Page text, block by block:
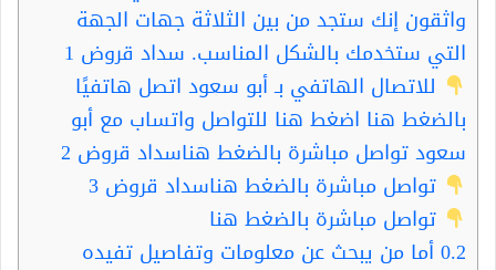
واثقون إنك ستجد من بين الثلاثة جهات الجهة
التي ستخدمك بالشكل المناسب. سداد قروض 1
للاتصال الهاتفي بـ أبو سعود اتصل هاتفيًا
بالضغط هنا اضغط هنا للتواصل واتساب مع أبو
سعود تواصل مباشرة بالضغط هناسداد قروض 2
تواصل مباشرة بالضغط هناسداد قروض 3
تواصل مباشرة بالضغط هنا
0.2أما من يبحث عن معلومات وتفاصيل تفيده